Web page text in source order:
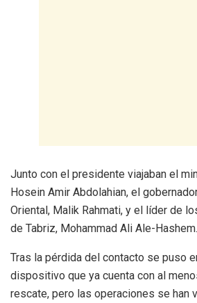
Junto con el presidente viajaban el
Hosein Amir Abdolahian, el
Oriental, Malik Rahmati, y el líder de
de Tabriz, Mohammad Ali Ale-Hashem.
Tras la pérdida del contacto se puso
dispositivo que ya cuenta con al
rescate, pero las operaciones se han